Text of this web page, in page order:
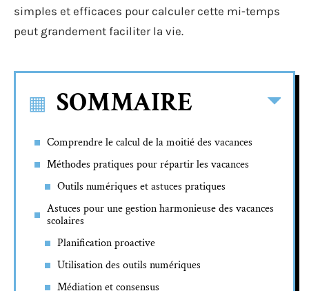
simples et efficaces pour calculer cette mi-temps
peut grandement faciliter la vie.
SOMMAIRE
Comprendre le calcul de la moitié des vacances
Méthodes pratiques pour répartir les vacances
Outils numériques et astuces pratiques
Astuces pour une gestion harmonieuse des vacances
scolaires
Planification proactive
Utilisation des outils numériques
Médiation et consensus